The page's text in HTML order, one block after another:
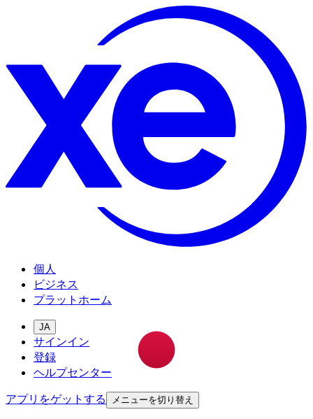
個人
ビジネス
プラットホーム
JA
サインイン
登録
ヘルプセンター
アプリをゲットする
メニューを切り替え